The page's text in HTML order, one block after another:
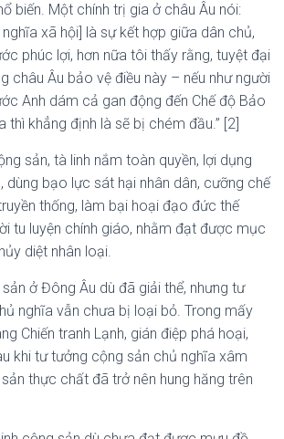
biến. Một chính trị gia ở châu Âu nói:
nghĩa xã hội] là sự kết hợp giữa dân chủ,
phúc lợi, hơn nữa tôi thấy rằng, tuyệt đại
châu Âu bảo vệ điều này – nếu như người
Anh dám cả gan động đến Chế độ Bảo
thì khẳng định là sẽ bị chém đầu.” [2]
sản, tà linh nắm toàn quyền, lợi dụng
dùng bạo lực sát hại nhân dân, cưỡng chế
thống, làm bại hoại đạo đức thế
tu luyện chính giáo, nhằm đạt được mục
diệt nhân loại.
sản ở Đông Âu dù đã giải thể, nhưng tư
nghĩa vẫn chưa bị loại bỏ. Trong mấy
Chiến tranh Lạnh, gián điệp phá hoại,
khi tư tưởng cộng sản chủ nghĩa xâm
thực chất đã trở nên hung hăng trên